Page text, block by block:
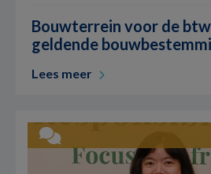
Bouwterrein voor de
geldende
Lees meer